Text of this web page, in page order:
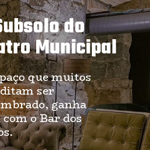
do
Municipal
que muitos
ser
ganha
o Bar dos